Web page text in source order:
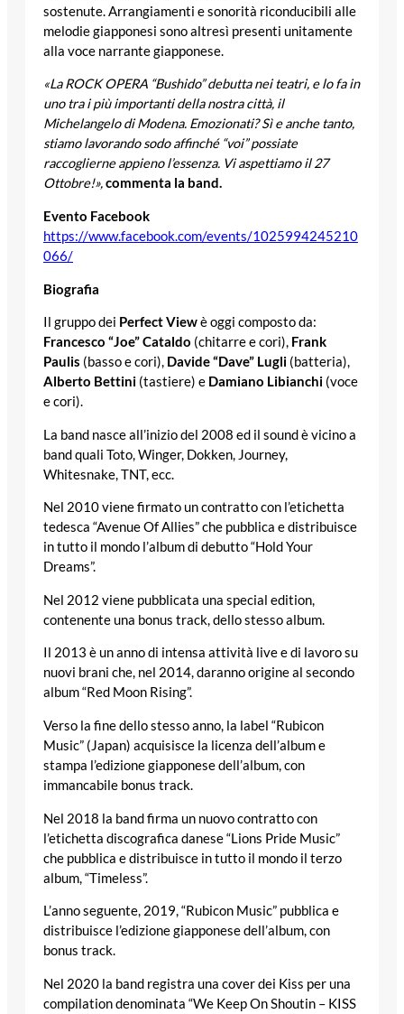
sostenute. Arrangiamenti e sonorità riconducibili alle
melodie giapponesi sono altresì presenti unitamente
alla voce narrante giapponese.
«La ROCK OPERA “Bushido” debutta nei teatri, e lo fa in
uno tra i più importanti della nostra città, il
Michelangelo di Modena. Emozionati? Sì e anche tanto,
stiamo lavorando sodo affinché “voi” possiate
raccoglierne appieno l’essenza. Vi aspettiamo il 27
Ottobre!»,commenta la band.
Evento Facebook
https://www.facebook.com/events/1025994245210
066/
Biografia
Il gruppo dei Perfect Viewè oggi composto da:
Francesco “Joe” Cataldo (chitarre e cori), Frank
Paulis (basso e cori), Davide “Dave” Lugli (batteria),
Alberto Bettini (tastiere) e Damiano Libianchi (voce
e cori).
La band nasce all’inizio del 2008 ed il sound è vicino a
band quali Toto, Winger, Dokken, Journey,
Whitesnake, TNT, ecc.
Nel 2010 viene firmato un contratto con l’etichetta
tedesca “Avenue Of Allies” che pubblica e distribuisce
in tutto il mondo l’album di debutto “Hold Your
Dreams”.
Nel 2012 viene pubblicata una special edition,
contenente una bonus track, dello stesso album.
Il 2013 è un anno di intensa attività live e di lavoro su
nuovi brani che, nel 2014, daranno origine al secondo
album “Red Moon Rising”.
Verso la fine dello stesso anno, la label “Rubicon
Music” (Japan) acquisisce la licenza dell’album e
stampa l’edizione giapponese dell’album, con
immancabile bonus track.
Nel 2018 la band firma un nuovo contratto con
l’etichetta discografica danese “Lions Pride Music”
che pubblica e distribuisce in tutto il mondo il terzo
album, “Timeless”.
L’anno seguente, 2019, “Rubicon Music” pubblica e
distribuisce l’edizione giapponese dell’album, con
bonus track.
Nel 2020 la band registra una cover dei Kiss per una
compilation denominata “We Keep On Shoutin – KISS